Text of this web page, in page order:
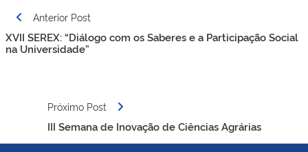
Navegação
de
Post
Anterior Post
XVII SEREX: “Diálogo com os Saberes e a Participação Social
na Universidade”
Próximo Post
III Semana de Inovação de Ciências Agrárias